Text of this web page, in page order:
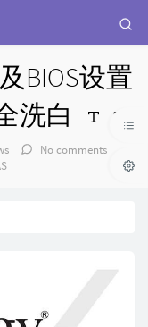
BIOS设置
洗白
No comments
：